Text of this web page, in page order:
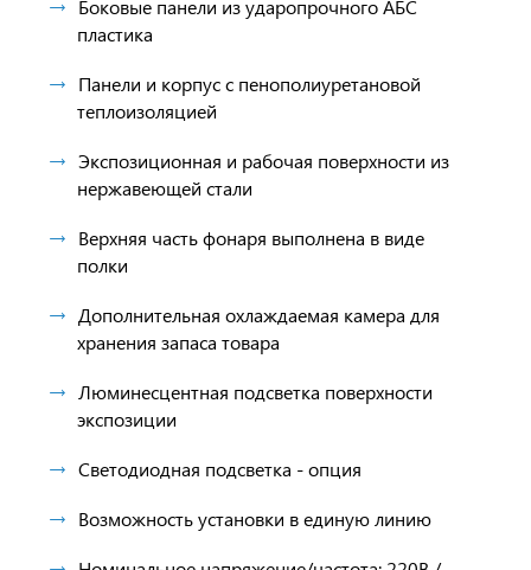
Боковые панели из ударопрочного АБС
пластика
Панели и корпус с пенополиуретановой
теплоизоляцией
Экспозиционная и рабочая поверхности из
нержавеющей стали
Верхняя часть фонаря выполнена в виде
полки
Дополнительная охлаждаемая камера для
хранения запаса товара
Люминесцентная подсветка поверхности
экспозиции
Светодиодная подсветка - опция
Возможность установки в единую линию